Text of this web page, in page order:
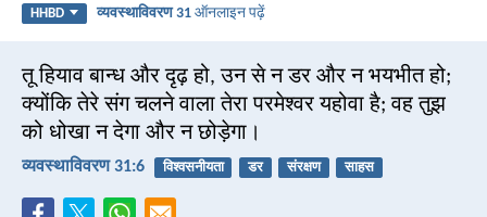
HHBD व्यवस्थाविवरण 31 ऑनलाइन पढ़ें
तू हियाव बान्ध और दृढ़ हो, उन से न डर और न भयभीत हो;
क्योंकि तेरे संग चलने वाला तेरा परमेश्वर यहोवा है; वह तुझ
को धोखा न देगा और न छोड़ेगा।
व्यवस्थाविवरण 31:6 विश्वसनीयता डर संरक्षण साहस